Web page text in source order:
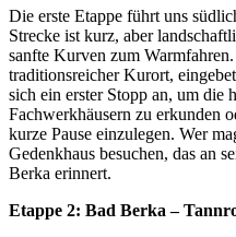
Die erste Etappe führt uns
Strecke ist kurz, aber
sanfte Kurven zum
traditionsreicher Kurort,
sich ein erster Stopp an, um die
Fachwerkhäusern zu erkunden
kurze Pause einzulegen. Wer
Gedenkhaus besuchen, das an
Berka erinnert.
Etappe 2: Bad Berka –